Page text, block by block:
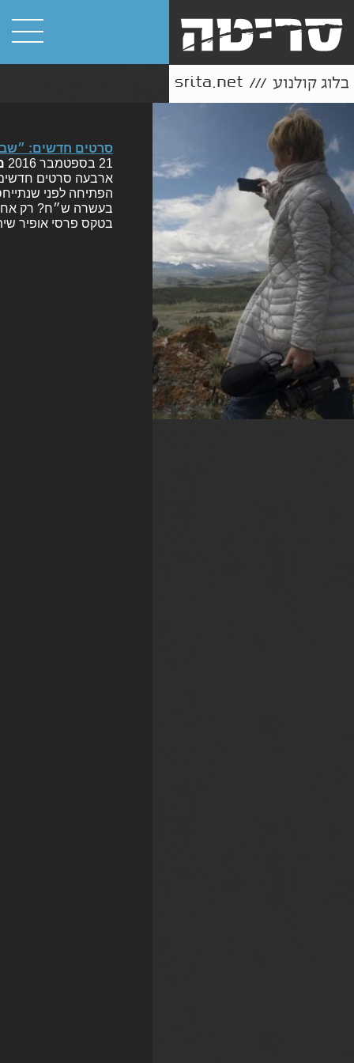
סרטים חדשים:
21 בספטמבר 2016
ארבעה סרטים חדשים
הפתיחה לפני
בעשרה ש״ח? רק אחד?
בטקס פרסי אופיר